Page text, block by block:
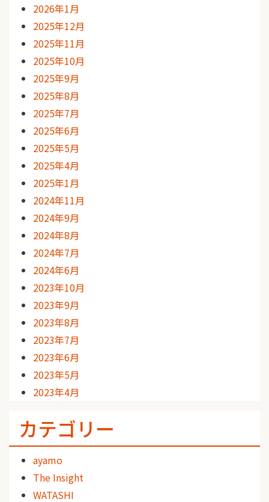
2026年1月
2025年12月
2025年11月
2025年10月
2025年9月
2025年8月
2025年7月
2025年6月
2025年5月
2025年4月
2025年1月
2024年11月
2024年9月
2024年8月
2024年7月
2024年6月
2023年10月
2023年9月
2023年8月
2023年7月
2023年6月
2023年5月
2023年4月
カテゴリー
ayamo
The Insight
WATASHI